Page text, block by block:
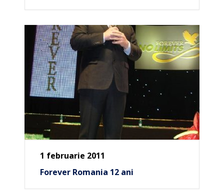
1 februarie 2011
Forever Romania 12 ani